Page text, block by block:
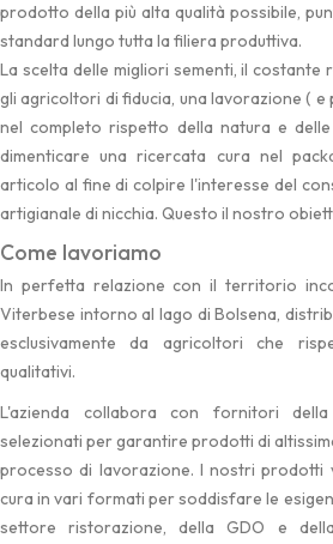
prodotto della più alta qualità possibile,
standard lungo tutta la filiera produttiva.
La scelta delle migliori sementi, il
gli agricoltori di fiducia, una lavorazione (
nel completo rispetto della natura e
dimenticare una ricercata cura nel
articolo al fine di colpire l'interesse del
artigianale di nicchia. Questo il nostro
Come lavoriamo
In perfetta relazione con il territorio
Viterbese intorno al lago di Bolsena,
esclusivamente da agricoltori che
qualitativi.
L'azienda collabora con fornitori della
selezionati per garantire prodotti di
processo di lavorazione. I nostri prodotti
cura in vari formati per soddisfare le
settore ristorazione, della GDO e